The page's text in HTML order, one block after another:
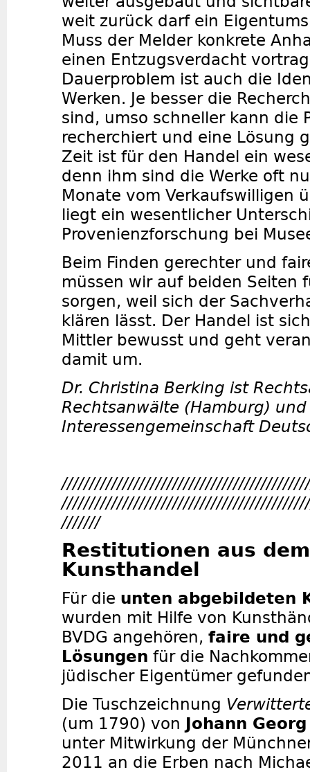
weit zurück darf ein
Muss der Melder konkrete
einen Entzugsverdacht
Dauerproblem ist auch die
Werken. Je besser die
sind, umso schneller kann die
recherchiert und eine Lösung
Zeit ist für den Handel ein
denn ihm sind die Werke oft
Monate vom Verkaufswilligen
liegt ein wesentlicher
Provenienzforschung bei
Beim Finden gerechter und
müssen wir auf beiden Seiten
sorgen, weil sich der
klären lässt. Der Handel ist
Mittler bewusst und geht
damit um.
Dr. Christina Berking ist
Rechtsanwälte (Hamburg)
Interessengemeinschaft
///////
Restitutionen aus dem
Kunsthandel
Für die unten abgebildeten
wurden mit Hilfe von
BVDG angehören, faire und
Lösungen für die
jüdischer Eigentümer
Die Tuschzeichnung
(um 1790) von Johann
unter Mitwirkung der
2011 an die Erben nach